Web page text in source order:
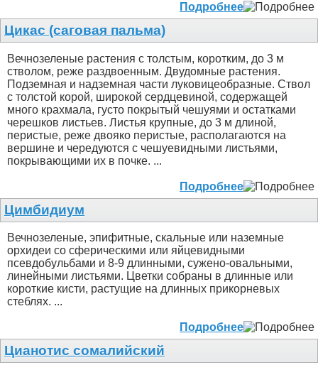
Подробнее
Цикас (саговая пальма)
Вечнозеленые растения с толстым, коротким, до 3 м
стволом, реже раздвоенным. Двудомные растения.
Подземная и надземная части луковицеобразные. Ствол
с толстой корой, широкой сердцевиной, содержащей
много крахмала, густо покрытый чешуями и остатками
черешков листьев. Листья крупные, до 3 м длиной,
перистые, реже двояко перистые, располагаются на
вершине и чередуются с чешуевидными листьями,
покрывающими их в почке. ...
Подробнее
Цимбидиум
Вечнозеленые, эпифитные, скальные или наземные
орхидеи со сферическими или яйцевидными
псевдобульбами и 8-9 длинными, сужено-овальными,
линейными листьями. Цветки собраны в длинные или
короткие кисти, растущие на длинных прикорневых
стеблях. ...
Подробнее
Цианотис сомалийский